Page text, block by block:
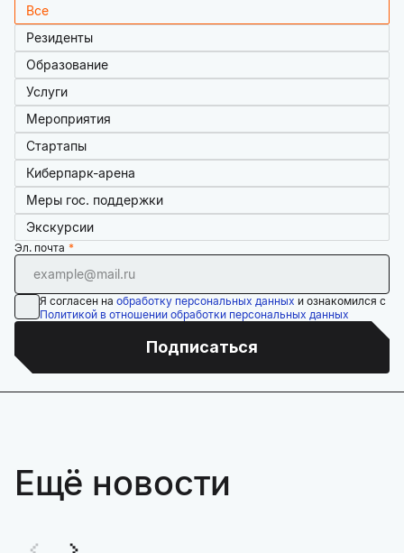
Все
Резиденты
Образование
Услуги
Мероприятия
Стартапы
Киберпарк-арена
Меры гос. поддержки
Экскурсии
Эл. почта
Я согласен на обработку персональных данных и ознакомился с
Политикой в отношении обработки персональных данных
Подписаться
Ещё новости